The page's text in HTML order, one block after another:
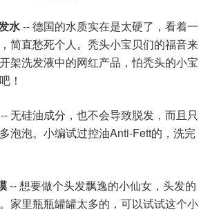
水-- 德国的水质实在是太硬了，看着一
简直愁死个人。秃头小宝贝们的福音来
架洗发液中的网红产品，怕秃头的小宝
！
-- 无硅油成分，也不会导致脱发，而且只
泡泡。小编试过控油Anti-Fett的，洗完
-- 想要做个头发飘逸的小仙女，头发的
家里瓶瓶罐罐太多的，可以试试这个小